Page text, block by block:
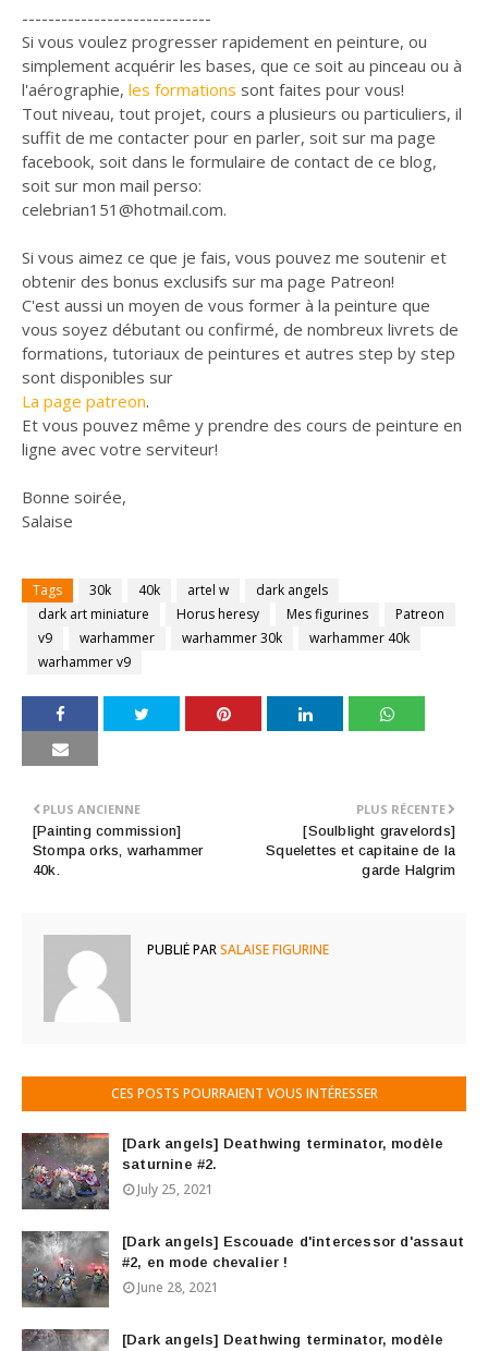
-----------------------------
Si vous voulez progresser rapidement en peinture, ou
simplement acquérir les bases, que ce soit au pinceau ou à
l'aérographie, les formations sont faites pour vous!
Tout niveau, tout projet, cours a plusieurs ou particuliers, il
suffit de me contacter pour en parler, soit sur ma page
facebook, soit dans le formulaire de contact de ce blog,
soit sur mon mail perso:
celebrian151@hotmail.com.
Si vous aimez ce que je fais, vous pouvez me soutenir et
obtenir des bonus exclusifs sur ma page Patreon!
C'est aussi un moyen de vous former à la peinture que
vous soyez débutant ou confirmé, de nombreux livrets de
formations, tutoriaux de peintures et autres step by step
sont disponibles sur
La page patreon.
Et vous pouvez même y prendre des cours de peinture en
ligne avec votre serviteur!
Bonne soirée,
Salaise
Tags 30k 40k artel w
dark angels
dark art miniature
Horus heresy Mes figurines
Patreon
v9
warhammer warhammer 30k
warhammer 40k
warhammer v9
PLUS RÉCENTE
[Soulblight gravelords]
Squelettes et capitaine de la
garde Halgrim
PLUS ANCIENNE
[Painting commission]
Stompa orks, warhammer
40k.
PUBLIÉ PARSALAISE FIGURINE
CES POSTS POURRAIENT VOUS INTÉRESSER
[Dark angels] Deathwing terminator, modèle
saturnine #2.
July 25, 2021
[Dark angels] Escouade d'intercessor d'assaut
#2, en mode chevalier !
June 28, 2021
[Dark angels] Deathwing terminator, modèle